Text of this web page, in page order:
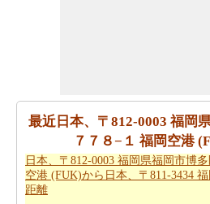
での飛行距離はチェックします。
走行時間は走行距離といっよ
為、あなたは日本、〒812-0003
井７７８−１ 福岡空港 (FUK)か
県国頭郡伊江村字東江前３８ 伊
最近日本、〒812-0003 福岡
７７８−１ 福岡空港
日本、〒812-0003 福岡県福岡市博
空港 (FUK)から日本、〒811-3434
距離